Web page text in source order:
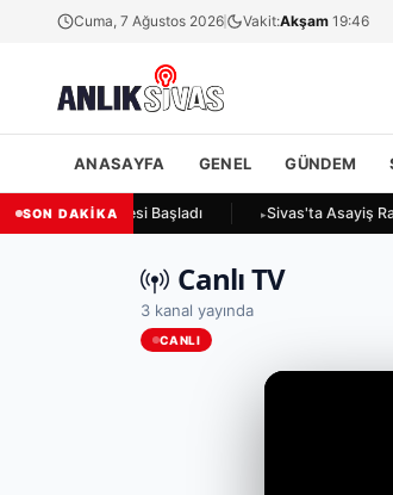
Cuma, 7 Ağustos 2026 Vakit:Akşam 19:46
ANASAYFA GENEL GÜNDEM
SON DAKİKA
TARSİM İncelemesi Başladı Sivas'ta Asayiş
Canlı TV
3 kanal yayında
CANLI